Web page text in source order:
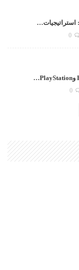
استراتيجيات…